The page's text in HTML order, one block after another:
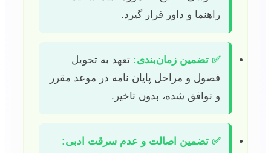
راهنما و داور قرار گیرد.
✅ تضمین زمان‌بندی:تعهد به تحویل
فصول و مراحل پایان نامه در موعد مقرر
و توافق شده، بدون تاخیر.
✅ تضمین اصالت و عدم سرقت ادبی: